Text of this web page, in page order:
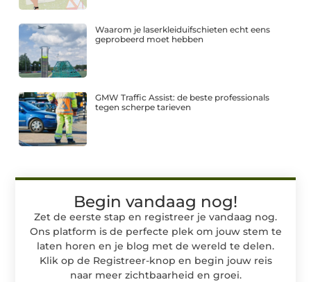
Waarom je laserkleiduifschieten echt eens
geprobeerd moet hebben
GMW Traffic Assist: de beste professionals
tegen scherpe tarieven
Begin vandaag nog!
Zet de eerste stap en registreer je vandaag nog.
Ons platform is de perfecte plek om jouw stem te
laten horen en je blog met de wereld te delen.
Klik op de Registreer-knop en begin jouw reis
naar meer zichtbaarheid en groei.